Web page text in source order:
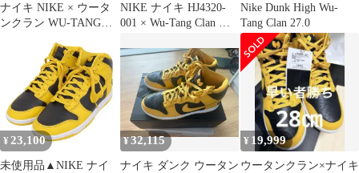
ナイキ NIKE × ウータ
ンクラン WU-TANG
RETRO PRM BLACK
AND POLLEN HJ4320
001 】 ダンク ハイ レ
トロ ブラック アンド
パラン スニーカー
52049
NIKE ナイキ HJ4320-
001 × Wu-Tang Clan ウ
High Retro PRM Black
and Pollen ダンク ハイ
スニーカー ホワイト系
27.5cm【新古品】【未
使用】【中古】
Nike Dunk High Wu-
Tang Clan 27.0
¥ 23,100
未使用品▲NIKE ナイ
¥32,115
ナイキ ダンク ウータン
¥ 19,999
ウータンクラン×ナイキ